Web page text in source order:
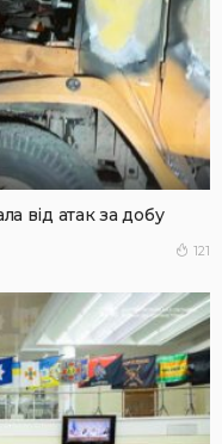
від атак за добу
121